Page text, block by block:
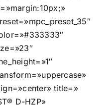
title=»
D-HZP»